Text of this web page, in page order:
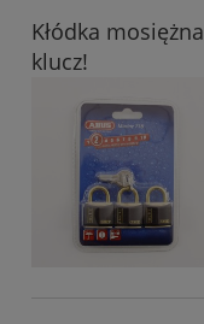
Kłódka
klucz!